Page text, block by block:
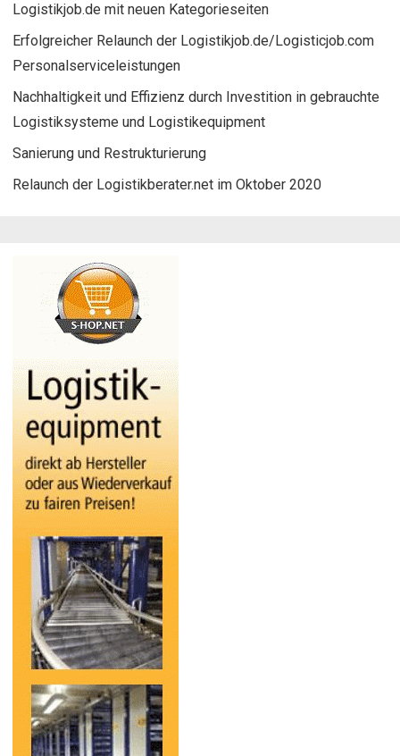
Logistikjob.de mit neuen Kategorieseiten
Erfolgreicher Relaunch der Logistikjob.de/Logisticjob.com
Personalserviceleistungen
Nachhaltigkeit und Effizienz durch Investition in gebrauchte
Logistiksysteme und Logistikequipment
Sanierung und Restrukturierung
Relaunch der Logistikberater.net im Oktober 2020